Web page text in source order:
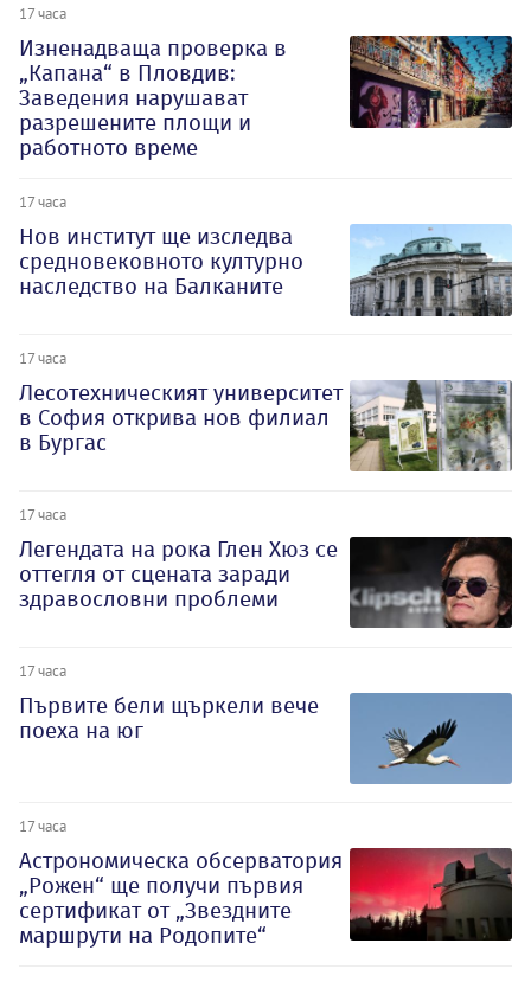
17 часа
Изненадваща проверка в
„Капана“ в Пловдив:
Заведения нарушават
разрешените площи и
работното време
17 часа
Нов институт ще изследва
средновековното културно
наследство на Балканите
17 часа
Лесотехническият университет
в София открива нов филиал
в Бургас
17 часа
Легендата на рока Глен Хюз се
оттегля от сцената заради
здравословни проблеми
17 часа
Първите бели щъркели вече
поеха на юг
17 часа
Астрономическа обсерватория
„Рожен“ ще получи първия
сертификат от „Звездните
маршрути на Родопите“